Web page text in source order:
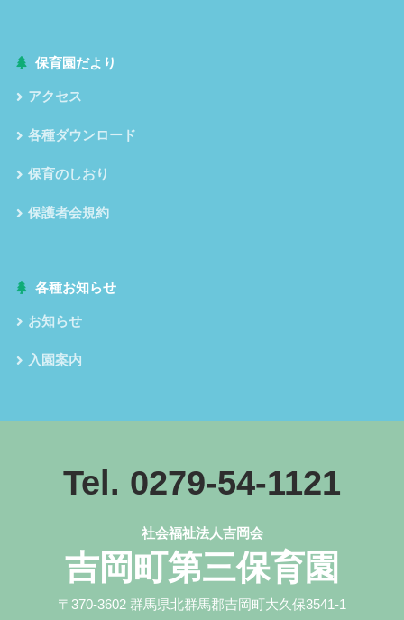
保育園だより
アクセス
各種ダウンロード
保育のしおり
保護者会規約
各種お知らせ
お知らせ
入園案内
Tel. 0279-54-1121
社会福祉法人吉岡会
吉岡町第三保育園
〒370-3602 群馬県北群馬郡吉岡町大久保3541-1